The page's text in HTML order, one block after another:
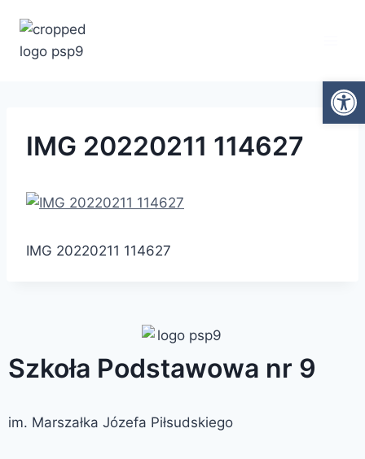
IMG 20220211 114627
IMG 20220211 114627
Szkoła Podstawowa nr 9
im. Marszałka Józefa Piłsudskiego